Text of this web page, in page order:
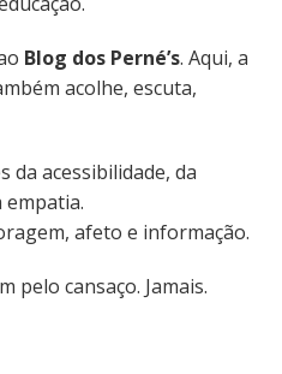
Blog dos Perné’s. Aqui, a
acolhe, escuta,
da acessibilidade, da
empatia.
afeto e informação.
pelo cansaço. Jamais.